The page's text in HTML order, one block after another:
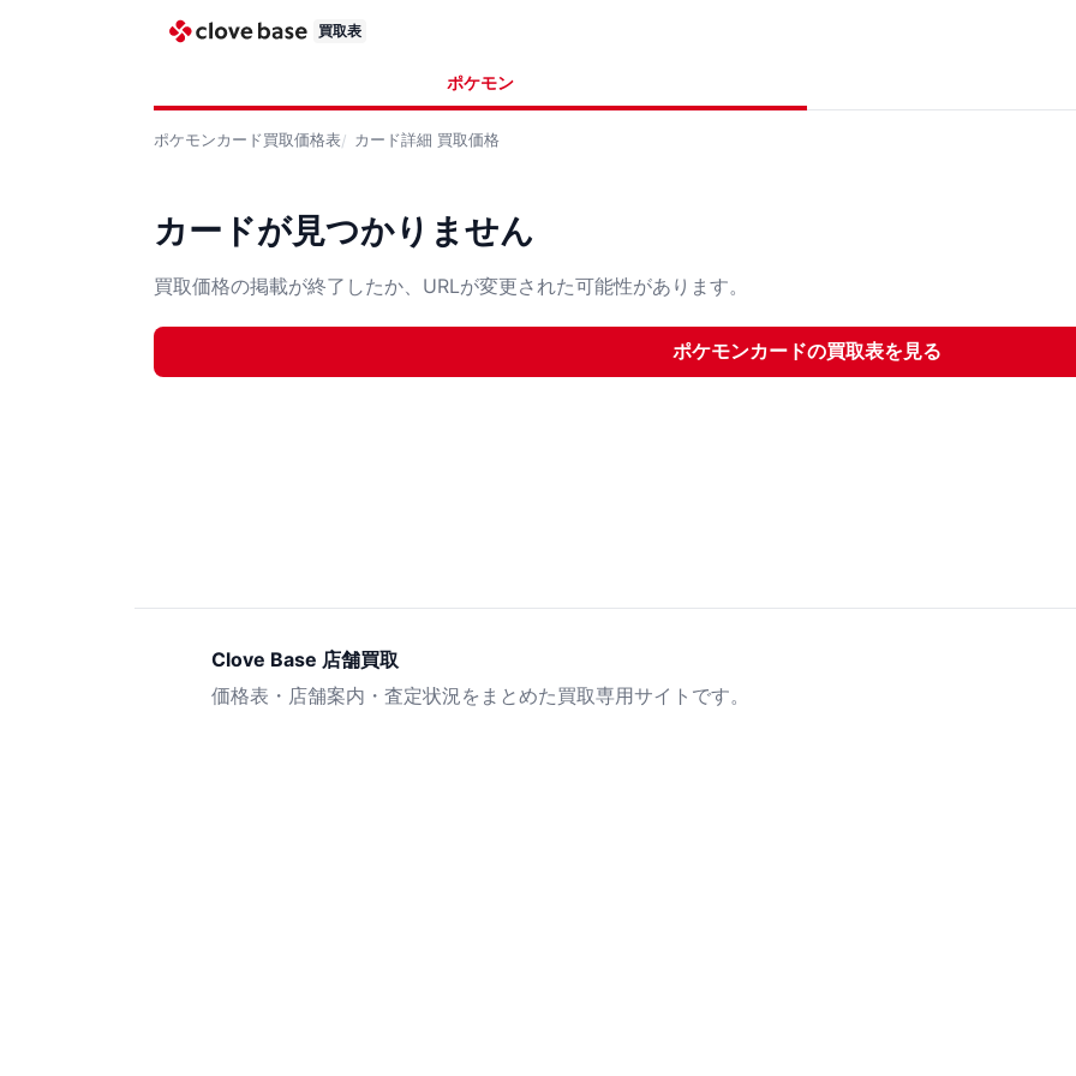
買取表
ポケモン
ポケモンカード買取価格表 カード詳細 買取価格
カードが見つかりません
買取価格の掲載が終了したか、URLが変更された可能性があります。
ポケモンカードの買取表を見る
Clove Base 店舗買取
価格表・店舗案内・査定状況をまとめた買取専用サイトです。